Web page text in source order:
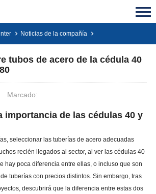
Noticias de la compañía
tubos de acero de la cédula 40
Marcado:
importancia de las cédulas 40 y
seleccionar las tuberías de acero adecuadas
recién llegados al sector, al ver las cédulas 40
hay poca diferencia entre ellas, o incluso que son
tuberías con precios distintos. Sin embargo, tras
descubrirá que la diferencia entre estas dos